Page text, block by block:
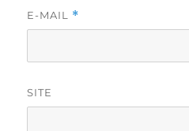
E-MAIL *
SITE